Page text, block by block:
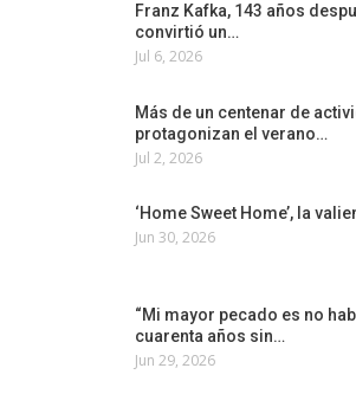
Franz Kafka, 143 años
convirtió un…
Jul 6, 2026
Más de un centenar de
protagonizan el verano…
Jul 2, 2026
‘Home Sweet Home’, la
Jun 30, 2026
“Mi mayor pecado es no
cuarenta años sin…
Jun 29, 2026